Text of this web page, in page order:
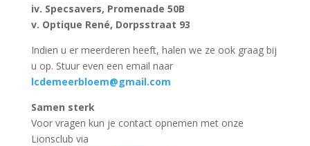
iv. Specsavers, Promenade 50B
v. Optique René, Dorpsstraat 93
Indien u er meerderen heeft, halen we ze ook graag bij
u op. Stuur even een email naar
lcdemeerbloem@gmail.com
Samen sterk
Voor vragen kun je contact opnemen met onze
Lionsclub via